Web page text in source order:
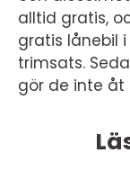
alltid gratis,
gratis lånebil
trimsats.
gör de inte åt